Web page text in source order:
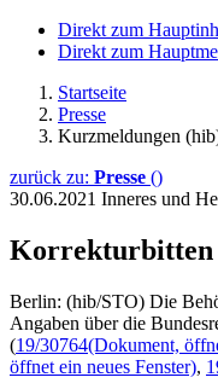
Direkt zum
Direkt zum
Startseite
Presse
Kurzmeldungen
zurück zu: Presse ()
30.06.2021 Inneres und
Korrekturbitten
Berlin: (hib/STO) Die
Angaben über die
(19/30764(Dokument,
öffnet ein neues Fenster),